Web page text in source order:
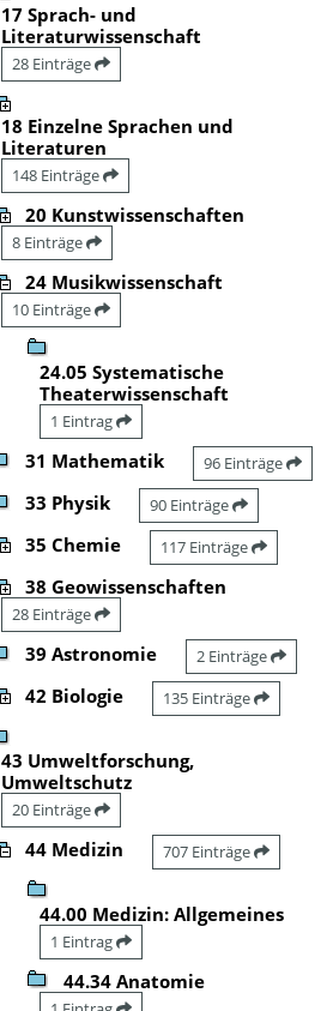
17 Sprach- und
Literaturwissenschaft
28 Einträge
18 Einzelne Sprachen und
Literaturen
148 Einträge
20 Kunstwissenschaften
8 Einträge
24 Musikwissenschaft
10 Einträge
24.05 Systematische
Theaterwissenschaft
1 Eintrag
31 Mathematik 96 Einträge
33 Physik 90 Einträge
35 Chemie 117 Einträge
38 Geowissenschaften
28 Einträge
39 Astronomie 2 Einträge
42 Biologie 135 Einträge
43 Umweltforschung,
Umweltschutz
20 Einträge
44 Medizin 707 Einträge
44.00 Medizin: Allgemeines
1 Eintrag
44.34 Anatomie